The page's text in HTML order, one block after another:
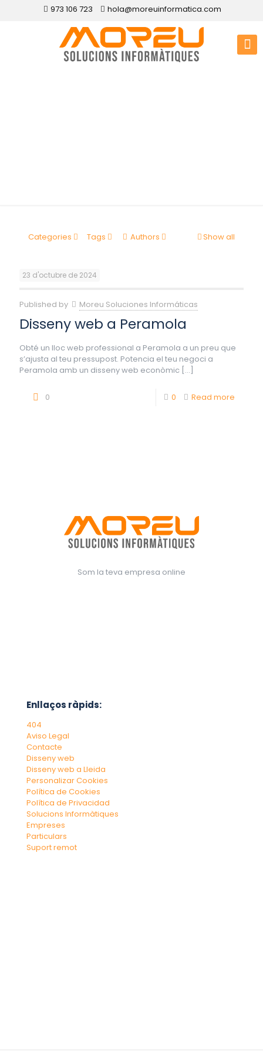
973 106 723 hola@moreuinformatica.com
Categories Tags Authors Show all
23 d'octubre de 2024
Published by Moreu Soluciones Informáticas
Disseny web a Peramola
Obté un lloc web professional a Peramola a un preu que
s’ajusta al teu pressupost. Potencia el teu negoci a
Peramola amb un disseny web econòmic […]
0 0 Read more
Som la teva empresa online
Enllaços ràpids:
404
Aviso Legal
Contacte
Disseny web
Disseny web a Lleida
Personalizar Cookies
Política de Cookies
Política de Privacidad
Solucions Informàtiques
Empreses
Particulars
Suport remot